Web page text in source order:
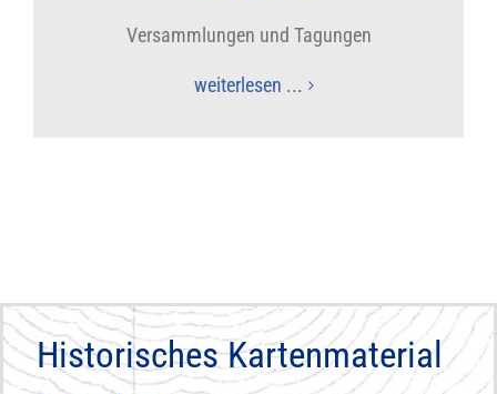
Versammlungen und Tagungen
weiterlesen ...
Historisches Kartenmaterial